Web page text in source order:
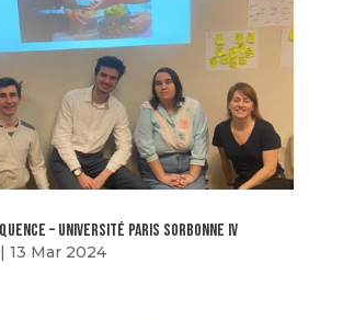
– Université Paris sorbonne IV
13 Mar 2024